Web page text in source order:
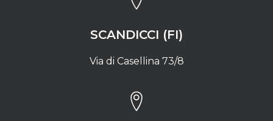
SCANDICCI (FI)
Via di Casellina 73/8